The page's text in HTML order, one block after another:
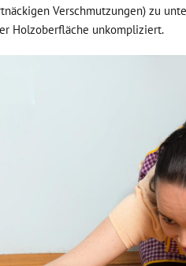
Verschmutzungen) zu
Holzoberfläche unkompliziert.